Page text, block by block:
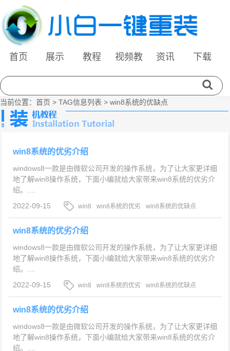
首页 展示 教程
视频教
资讯 下载
当前位置： 首页 > TAG信息列表 > win8系统的优缺点
win8系统的优劣介绍
windows8一款是由微软公司开发的操作系统，为了让大家更详细
地了解win8操作系统，下面小编就给大家带来win8系统的优劣介
绍。....
2022-09-15
win8 win8系统的优劣 win8系统的优缺点
win8系统的优劣介绍
windows8一款是由微软公司开发的操作系统，为了让大家更详细
地了解win8操作系统，下面小编就给大家带来win8系统的优劣介
绍。....
2022-09-15
win8 win8系统的优劣 win8系统的优缺点
win8系统的优劣介绍
windows8一款是由微软公司开发的操作系统，为了让大家更详细
地了解win8操作系统，下面小编就给大家带来win8系统的优劣介
绍。....